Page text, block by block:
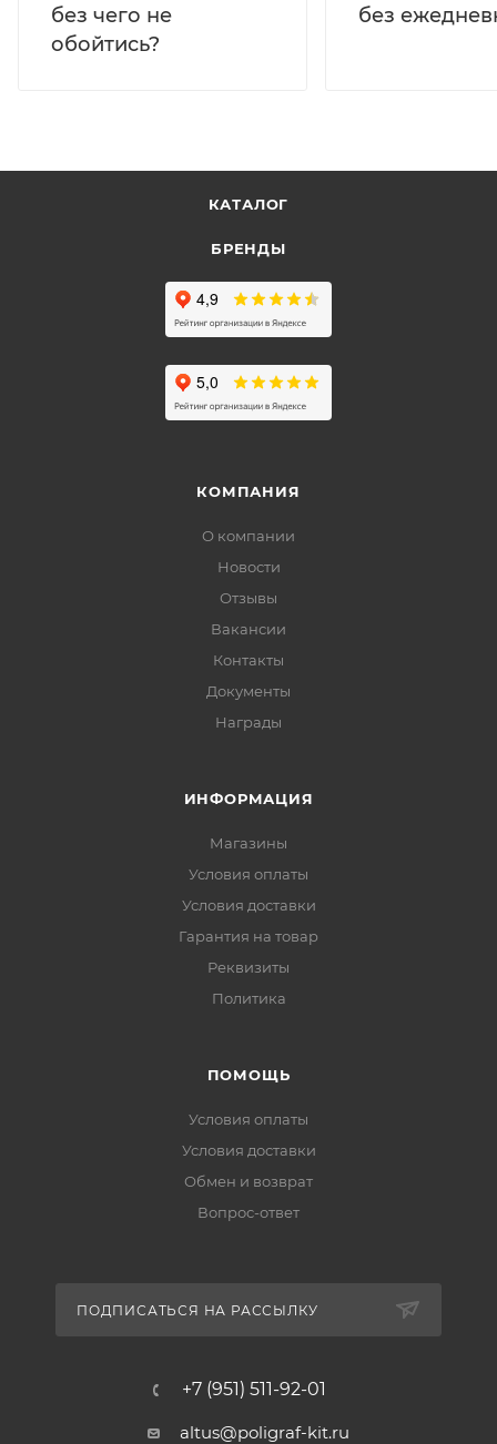
без чего не
обойтись?
без
КАТАЛОГ
БРЕНДЫ
КОМПАНИЯ
О компании
Новости
Отзывы
Вакансии
Контакты
Документы
Награды
ИНФОРМАЦИЯ
Магазины
Условия оплаты
Условия доставки
Гарантия на товар
Реквизиты
Политика
ПОМОЩЬ
Условия оплаты
Условия доставки
Обмен и возврат
Вопрос-ответ
ПОДПИСАТЬСЯ НА РАССЫЛКУ
+7 (951) 511-92-01
altus@poligraf-kit.ru